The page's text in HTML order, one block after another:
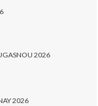
2026
2026